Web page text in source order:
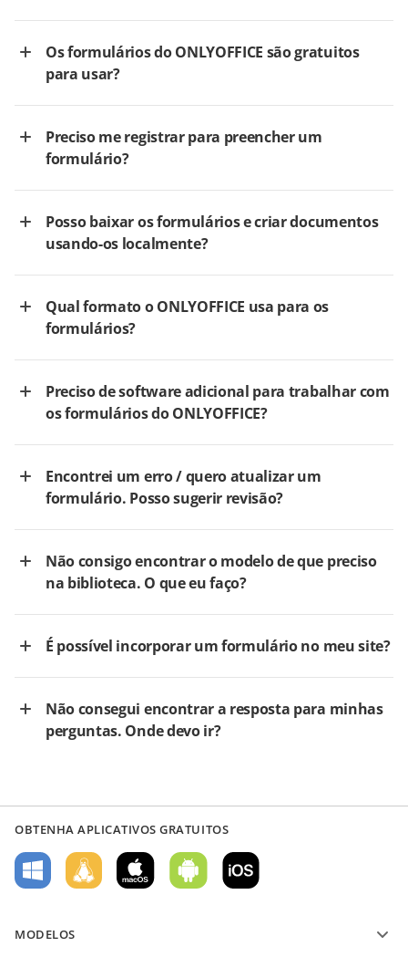
Os formulários do ONLYOFFICE são gratuitos
para usar?
Preciso me registrar para preencher um
formulário?
Posso baixar os formulários e criar documentos
usando-os localmente?
Qual formato o ONLYOFFICE usa para os
formulários?
Preciso de software adicional para trabalhar com
os formulários do ONLYOFFICE?
Encontrei um erro / quero atualizar um
formulário. Posso sugerir revisão?
Não consigo encontrar o modelo de que preciso
na biblioteca. O que eu faço?
É possível incorporar um formulário no meu site?
Não consegui encontrar a resposta para minhas
perguntas. Onde devo ir?
OBTENHA APLICATIVOS GRATUITOS
MODELOS